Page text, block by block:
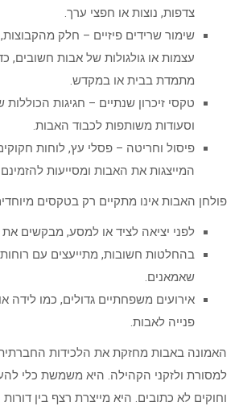
צדפות, נוצות או חפצי ערך.
שימור שרידים פיזיים – חלק
עצמות או גולגולות של אבות חשובים,
מתמדת בבית או במקדש.
טקסי זיכרון שנתיים – חגיגות הכוללות
וסעודות משותפות לכבוד האבות.
פיסול וחריטה – פסלי עץ, לוחות
המייצגות את האבות ומסייעות
פולחן האבות אינו מתקיים רק בטקסים
לפני יציאה לציד או למסע, מבקשים
בהחלטות חשובות, מתייעצים עם
שאמאנים.
אירועים משפחתיים גדולים, כמו לידה
פנייה לאבות.
האמונה באבות מחזקת את הלכידות
למסורת ולזקני הקהילה. היא משמשת כלי
וחוקים לא כתובים. היא מייצרת רצף בין